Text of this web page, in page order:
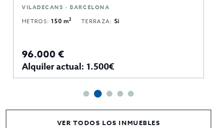
VILADECANS · BARCELONA
METROS:150 m2 TERRAZA: Sí
96.000 €
Alquiler actual: 1.500€
VER TODOS LOS INMUEBLES